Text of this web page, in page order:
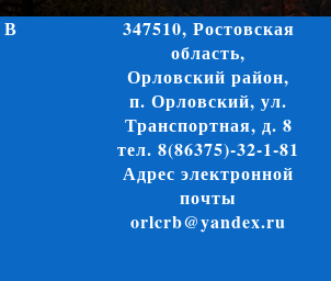
347510, Ростовская
область,
Орловский район,
п. Орловский, ул.
Транспортная, д. 8
тел. 8(86375)-32-1-81
Адрес электронной
почты
orlcrb@yandex.ru